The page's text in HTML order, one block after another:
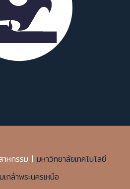
าหกรรม | มหาวิทยาลัยเทคโนโลยี
เกล้าพระนครเหนือ